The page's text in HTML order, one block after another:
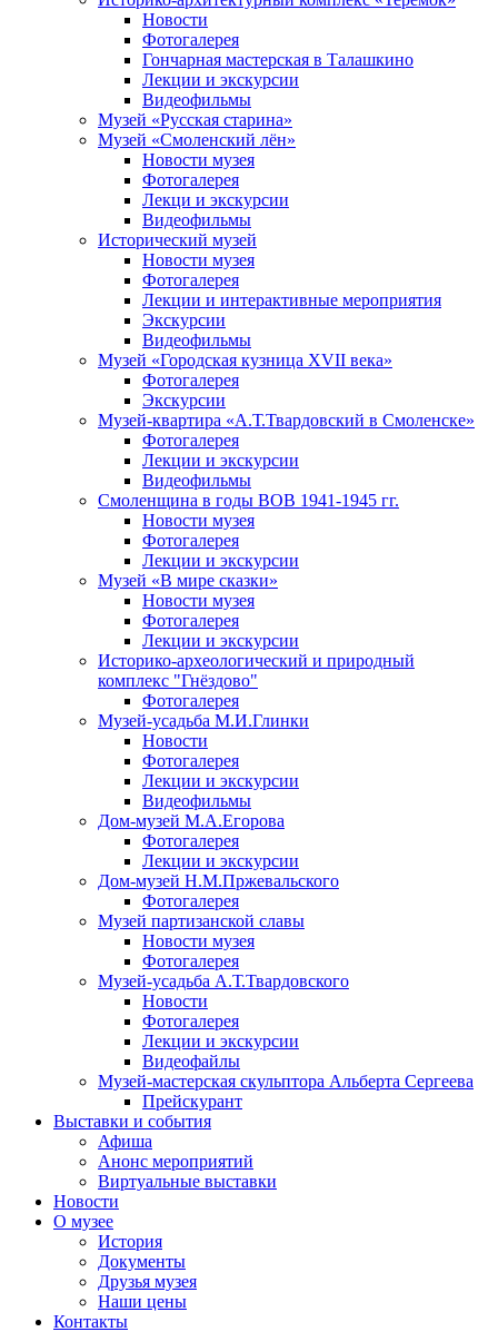
Новости
Фотогалерея
Гончарная мастерская в Талашкино
Лекции и экскурсии
Видеофильмы
Музей «Русская старина»
Музей «Смоленский лён»
Новости музея
Фотогалерея
Лекци и экскурсии
Видеофильмы
Исторический музей
Новости музея
Фотогалерея
Лекции и интерактивные мероприятия
Экскурсии
Видеофильмы
Музей «Городская кузница XVII века»
Фотогалерея
Экскурсии
Музей-квартира «А.Т.Твардовский в Смоленске»
Фотогалерея
Лекции и экскурсии
Видеофильмы
Смоленщина в годы ВОВ 1941-1945 гг.
Новости музея
Фотогалерея
Лекции и экскурсии
Музей «В мире сказки»
Новости музея
Фотогалерея
Лекции и экскурсии
Историко-археологический и природный
комплекс "Гнёздово"
Фотогалерея
Музей-усадьба М.И.Глинки
Новости
Фотогалерея
Лекции и экскурсии
Видеофильмы
Дом-музей М.А.Егорова
Фотогалерея
Лекции и экскурсии
Дом-музей Н.М.Пржевальского
Фотогалерея
Музей партизанской славы
Новости музея
Фотогалерея
Музей-усадьба А.Т.Твардовского
Новости
Фотогалерея
Лекции и экскурсии
Видеофайлы
Музей-мастерская скульптора Альберта Сергеева
Прейскурант
Выставки и события
Афиша
Анонс мероприятий
Виртуальные выставки
Новости
О музее
История
Документы
Друзья музея
Наши цены
Контакты